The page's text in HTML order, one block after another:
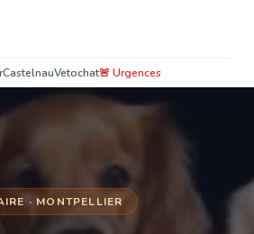
CastelnauVetochat🚨 Urgences
· MONTPELLIER